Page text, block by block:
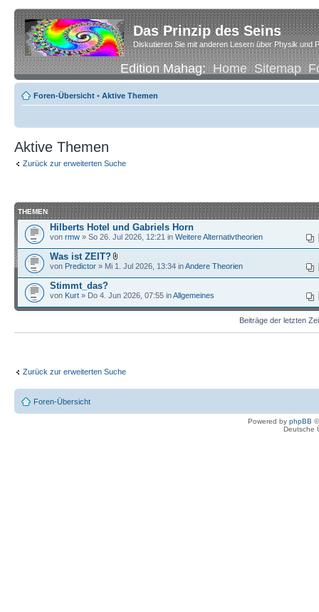
Das Prinzip des Seins
Diskutieren Sie mit anderen Lesern über Physik und
Edition Mahag:Home Sitemap
Foren-Übersicht • Aktive Themen
Aktive Themen
Zurück zur erweiterten Suche
THEMEN
Hilberts Hotel und Gabriels Horn
von rmw » So 26. Jul 2026, 12:21 in Weitere Alternativtheorien
Was ist ZEIT?
von Predictor » Mi 1. Jul 2026, 13:34 inAndere Theorien
Stimmt_das?
von Kurt » Do 4. Jun 2026, 07:55 inAllgemeines
Beiträge der letzten
Zurück zur erweiterten Suche
Foren-Übersicht
Powered by phpBB
Deutsche